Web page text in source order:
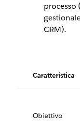
processo
CRM).
Caratteristica
Obiettivo